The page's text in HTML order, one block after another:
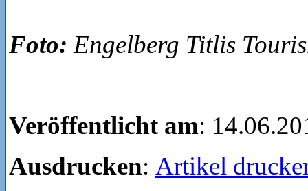
Foto: Engelberg Titlis
Veröffentlicht am:
Ausdrucken: Artikel